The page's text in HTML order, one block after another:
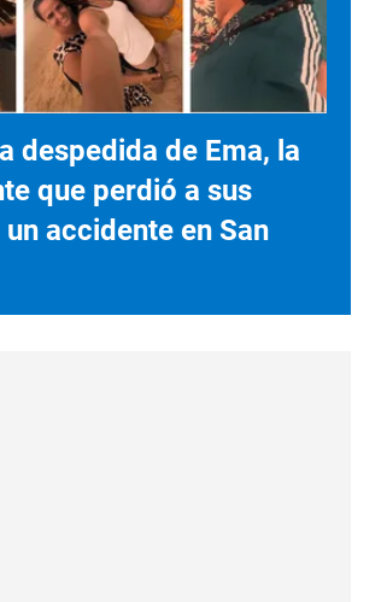
despedida de Ema, la
que perdió a sus
accidente en San